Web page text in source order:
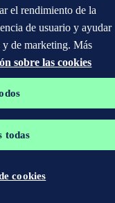
el rendimiento de la
de usuario y ayudar
y de marketing. Más
sobre las cookies
todas
cookies